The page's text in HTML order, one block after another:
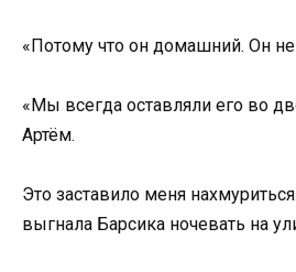
«Потому что он домашний. Он
«Мы всегда оставляли его во
Артём.
Это заставило меня
выгнала Барсика ночевать на